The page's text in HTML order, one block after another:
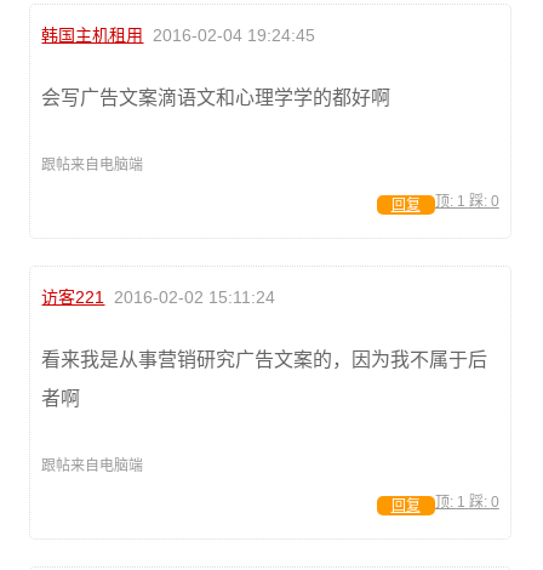
韩国主机租用 2016-02-04 19:24:45
会写广告文案滴语文和心理学学的都好啊
跟帖来自电脑端
顶: 1 踩: 0
回复
访客221 2016-02-02 15:11:24
看来我是从事营销研究广告文案的，因为我不属于后
者啊
跟帖来自电脑端
顶: 1 踩: 0
回复